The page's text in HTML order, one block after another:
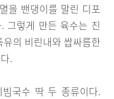
을 밴댕이를 말린 디포
그렇게 만든 육수는 진
의 비린내와 쌉싸름한
.
국수 딱 두 종류이다.